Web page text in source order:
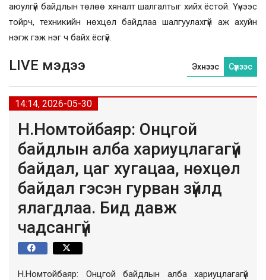
аюулгүй байдлын төлөө хяналт шалгалтыг хийх ёстой. Үүнээс
тойрч, техникийн нөхцөл байдлаа шалгуулахгүй аж ахуйн
нэгж гэж нэг ч байх ёсгүй.
LIVE мэдээ Эхнээс Сүүлээс
14:14, 2026-05-30
Н.Номтойбаяр: Онцгой
байдлын алба хариуцлагагүй
байдал, цаг хугацаа, нөхцөл
байдал гэсэн гурван зүйлд
ялагдлаа. Бид давж
чадсангүй
Н.Номтойбаяр: Онцгой байдлын алба хариуцлагагүй